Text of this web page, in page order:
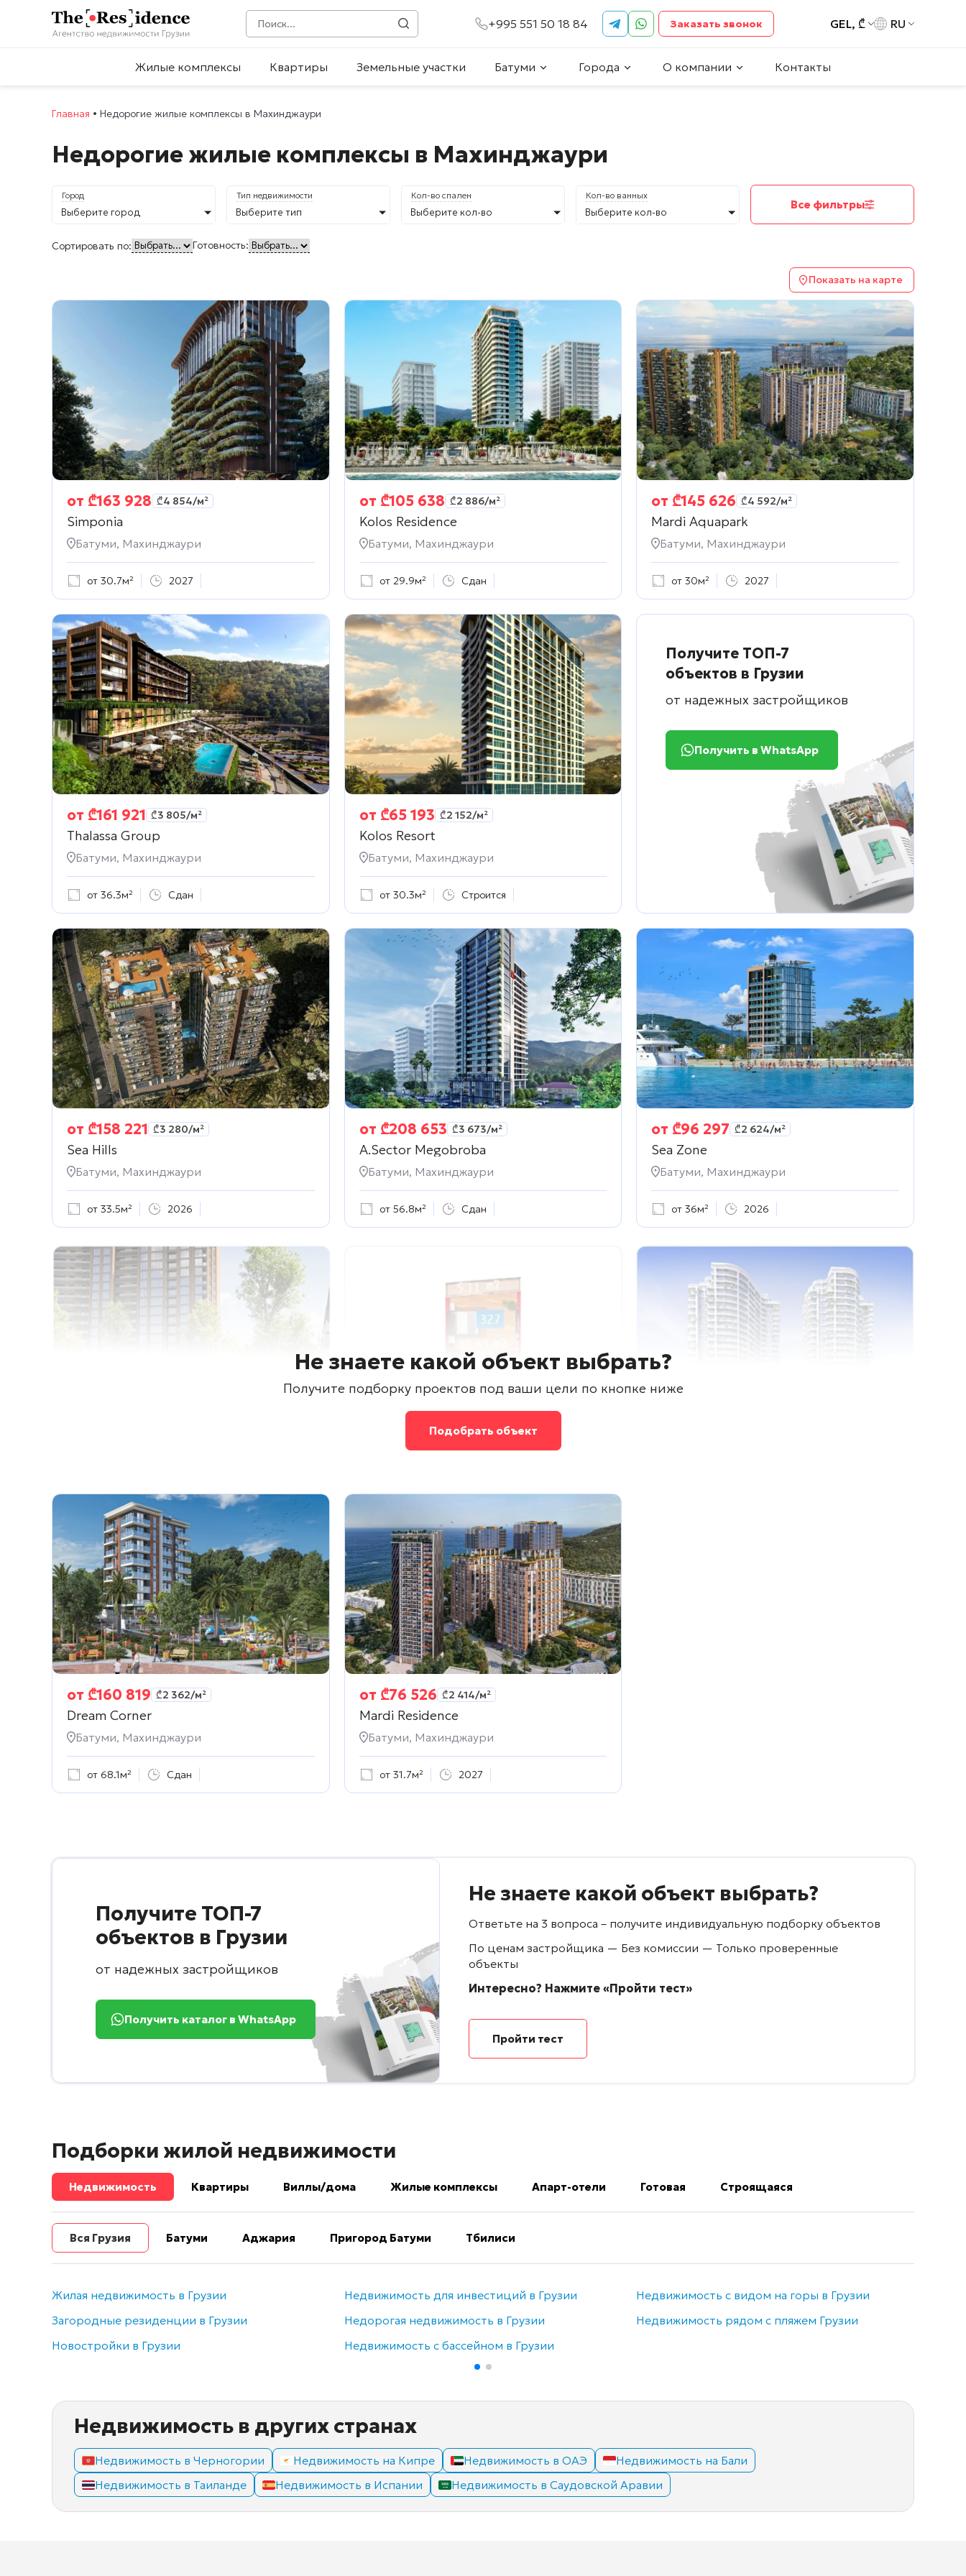
+995 551 50 18 84 Заказать звонок GEL, ₾ RU
Жилые комплексы Квартиры Земельные участки Батуми Города О компании Контакты
Главная • Недорогие жилые комплексы в Махинджаури
Недорогие жилые комплексы в Махинджаури
Город
Выберите город
Тип недвижимости
Выберите тип
Кол-во спален
Выберите кол-во
Кол-во ванных
Выберите кол-во
Все фильтры
Сортировать по: Готовность:
Показать на карте
от ₾163 928 ₾4 854/м²
Simponia
Батуми, Махинджаури
от 30.7м² 2027
от ₾105 638 ₾2 886/м²
Kolos Residence
Батуми, Махинджаури
от 29.9м² Сдан
от ₾145 626 ₾4 592/м²
Mardi Aquapark
Батуми, Махинджаури
от 30м² 2027
от ₾161 921 ₾3 805/м²
Thalassa Group
Батуми, Махинджаури
от 36.3м² Сдан
от ₾65 193 ₾2 152/м²
Kolos Resort
Батуми, Махинджаури
от 30.3м² Строится
Получите ТОП-7
объектов в Грузии
от надежных застройщиков
Получить в WhatsApp
от ₾158 221 ₾3 280/м²
Sea Hills
Батуми, Махинджаури
от 33.5м² 2026
от ₾208 653 ₾3 673/м²
A.Sector Megobroba
Батуми, Махинджаури
от 56.8м² Сдан
от ₾96 297 ₾2 624/м²
Sea Zone
Батуми, Махинджаури
от 36м² 2026
Не знаете какой объект выбрать?
Получите подборку проектов под ваши цели по кнопке ниже
Подобрать объект
от ₾160 819 ₾2 362/м²
Dream Corner
Батуми, Махинджаури
от 68.1м² Сдан
от ₾76 526 ₾2 414/м²
Mardi Residence
Батуми, Махинджаури
от 31.7м² 2027
Получите ТОП-7
объектов в Грузии
от надежных застройщиков
Получить каталог в WhatsApp
Не знаете какой объект выбрать?
Ответьте на 3 вопроса – получите индивидуальную подборку объектов
По ценам застройщика — Без комиссии — Только проверенные
объекты
Интересно? Нажмите «Пройти тест»
Пройти тест
Подборки жилой недвижимости
Недвижимость Квартиры Виллы/дома Жилые комплексы Апарт-отели Готовая Строящаяся
Вся Грузия Батуми Аджария Пригород Батуми Тбилиси
Жилая недвижимость в Грузии
Загородные резиденции в Грузии
Новостройки в Грузии
Недвижимость для инвестиций в Грузии
Недорогая недвижимость в Грузии
Недвижимость с бассейном в Грузии
Недвижимость с видом на горы в Грузии
Недвижимость рядом с пляжем Грузии
Недвижимость в других странах
Недвижимость в Черногории Недвижимость на Кипре Недвижимость в ОАЭ
Недвижимость на Бали
Недвижимость в Таиланде
Недвижимость в Испании Недвижимость в Саудовской Аравии